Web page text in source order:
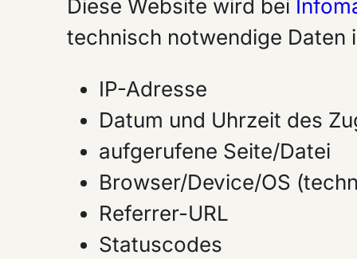
Diese Website wird bei
technisch notwendige Daten
IP-Adresse
Datum und Uhrzeit des
aufgerufene Seite/Datei
Browser/Device/OS
Referrer-URL
Statuscodes